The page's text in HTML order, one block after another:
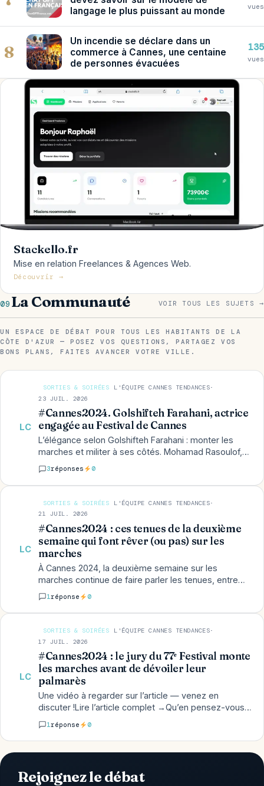
langage le plus puissant au monde
vues
8
Un incendie se déclare dans un
commerce à Cannes, une centaine
de personnes évacuées
135
vues
Stackello.fr
Mise en relation Freelances & Agences Web.
Découvrir →
09 La Communauté VOIR TOUS LES SUJETS →
UN ESPACE DE DÉBAT POUR TOUS LES HABITANTS DE LA
CÔTE D'AZUR — POSEZ VOS QUESTIONS, PARTAGEZ VOS
BONS PLANS, FAITES AVANCER VOTRE VILLE.
LC
SORTIES & SOIRÉES L'ÉQUIPE CANNES TENDANCES·
23 JUIL. 2026
#Cannes2024. Golshifteh Farahani, actrice
engagée au Festival de Cannes
L’élégance selon Golshifteh Farahani : monter les
marches et militer à ses côtés. Mohamad Rasoulof,
en compétition officielle, le célèbre réalisateur vient
de fuir…
3réponses 0
LC
SORTIES & SOIRÉES L'ÉQUIPE CANNES TENDANCES·
21 JUIL. 2026
#Cannes2024 : ces tenues de la deuxième
semaine qui font rêver (ou pas) sur les
marches
À Cannes 2024, la deuxième semaine sur les
marches continue de faire parler les tenues, entre
celles qui font rêver et celles qui divisent.…
1réponse 0
LC
SORTIES & SOIRÉES L'ÉQUIPE CANNES TENDANCES·
17 JUIL. 2026
#Cannes2024 : le jury du 77ᵉ Festival monte
les marches avant de dévoiler leur
palmarès
Une vidéo à regarder sur l’article — venez en
discuter !Lire l’article complet →Qu’en pensez-vous ?
Le fil ci-dessous est commun avec les
commentaires…
1 réponse 0
Rejoignez le débat